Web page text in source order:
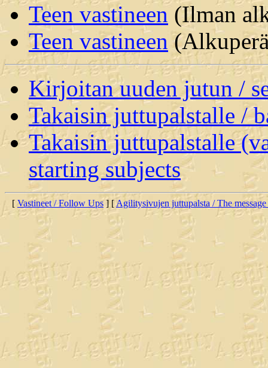
Teen vastineen (Ilman
Teen vastineen
Kirjoitan uuden jutun /
Takaisin juttupalstalle /
Takaisin juttupalstalle
starting subjects
[ Vastineet / Follow Ups ] [Agilitysivujen juttupalsta / The